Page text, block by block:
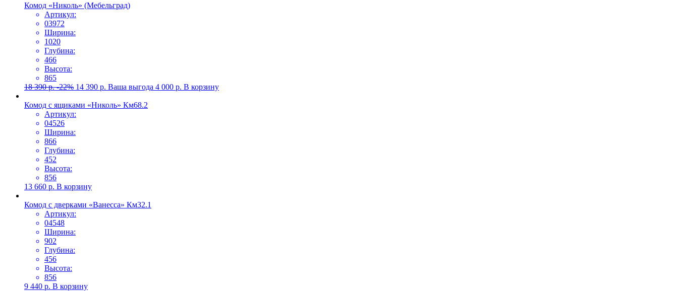
Комод «Николь» (Мебельград)
Артикул:
03972
Ширина:
1020
Глубина:
466
Высота:
865
18 390р. -22% 14 390 р. Ваша выгода 4 000 р. В корзину
Комод с ящиками «Николь» Км68.2
Артикул:
04526
Ширина:
866
Глубина:
452
Высота:
856
13 660 р. В корзину
Комод с дверками «Ванесса» Км32.1
Артикул:
04548
Ширина:
902
Глубина:
456
Высота:
856
9 440 р. В корзину